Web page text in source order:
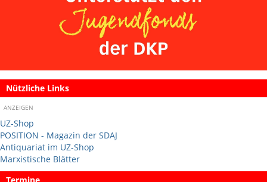
Nützliche Links
ANZEIGEN
UZ-Shop
POSITION - Magazin der SDAJ
Antiquariat im UZ-Shop
Marxistische Blätter